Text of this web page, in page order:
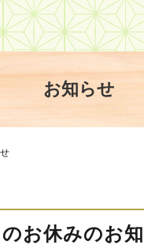
お知らせ
お休みのお